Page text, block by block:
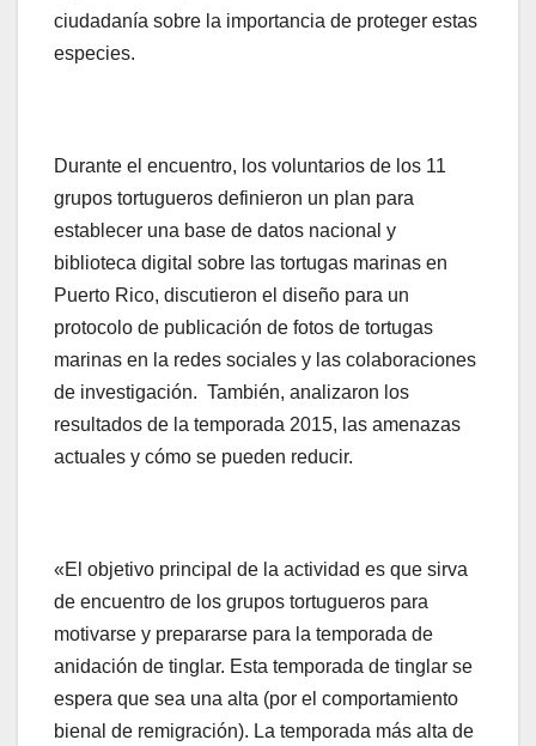
ciudadanía sobre la importancia de proteger estas
especies.
Durante el encuentro, los voluntarios de los 11
grupos tortugueros definieron un plan para
establecer una base de datos nacional y
biblioteca digital sobre las tortugas marinas en
Puerto Rico, discutieron el diseño para un
protocolo de publicación de fotos de tortugas
marinas en la redes sociales y las colaboraciones
de investigación. También, analizaron los
resultados de la temporada 2015, las amenazas
actuales y cómo se pueden reducir.
«El objetivo principal de la actividad es que sirva
de encuentro de los grupos tortugueros para
motivarse y prepararse para la temporada de
anidación de tinglar. Esta temporada de tinglar se
espera que sea una alta (por el comportamiento
bienal de remigración). La temporada más alta de